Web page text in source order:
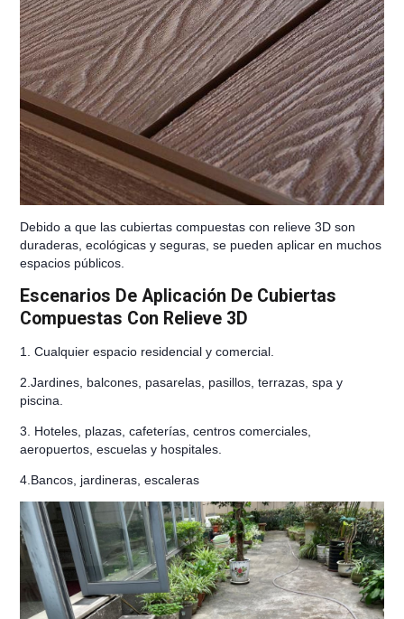
Debido a que las cubiertas compuestas con relieve 3D son
duraderas, ecológicas y seguras, se pueden aplicar en muchos
espacios públicos.
Escenarios De Aplicación De Cubiertas
Compuestas Con Relieve 3D
1. Cualquier espacio residencial y comercial.
2.Jardines, balcones, pasarelas, pasillos, terrazas, spa y
piscina.
3. Hoteles, plazas, cafeterías, centros comerciales,
aeropuertos, escuelas y hospitales.
4.Bancos, jardineras, escaleras